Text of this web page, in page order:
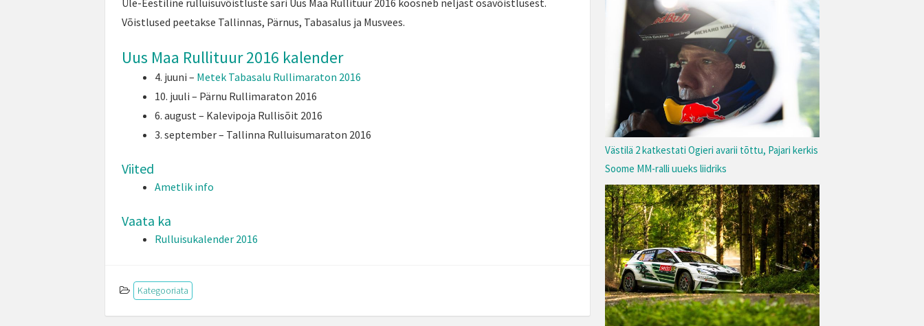
Üle-Eestiline rulluisuvõistluste sari Uus Maa Rullituur 2016 koosneb neljast osavõistlusest.
Võistlused peetakse Tallinnas, Pärnus, Tabasalus ja Musvees.
Uus Maa Rullituur 2016 kalender
4. juuni – Metek Tabasalu Rullimaraton 2016
10. juuli – Pärnu Rullimaraton 2016
6. august – Kalevipoja Rullisõit 2016
3. september – Tallinna Rulluisumaraton 2016
Viited
Ametlik info
Vaata ka
Rulluisukalender 2016
Kategooriata
Västilä 2 katkestati Ogieri avarii tõttu, Pajari kerkis
Soome MM-ralli uueks liidriks